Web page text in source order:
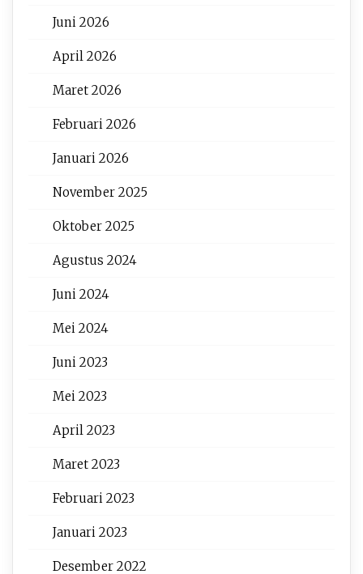
Juni 2026
April 2026
Maret 2026
Februari 2026
Januari 2026
November 2025
Oktober 2025
Agustus 2024
Juni 2024
Mei 2024
Juni 2023
Mei 2023
April 2023
Maret 2023
Februari 2023
Januari 2023
Desember 2022